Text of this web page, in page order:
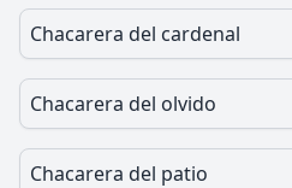
Chacarera del cardenal
Chacarera del olvido
Chacarera del patio